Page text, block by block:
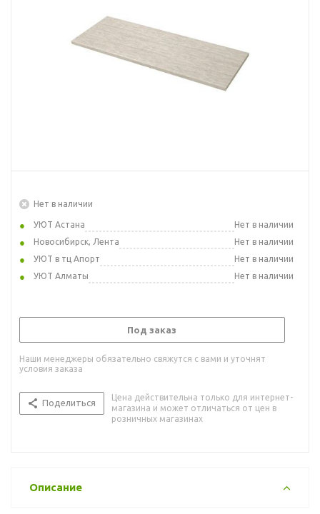
Нет в наличии
УЮТ Астана
Нет в наличии
Новосибирск, Лента
Нет в наличии
УЮТ в тц Апорт
Нет в наличии
УЮТ Алматы
Нет в наличии
Под заказ
Наши менеджеры обязательно свяжутся с вами и уточнят
условия заказа
Поделиться
Цена действительна только для интернет-
магазина и может отличаться от цен в
розничных магазинах
Описание